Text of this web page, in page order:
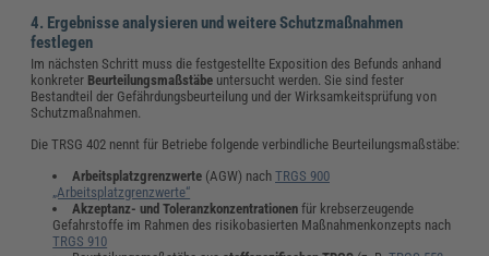
4. Ergebnisse analysieren und weitere Schutzmaßnahmen
festlegen
Im nächsten Schritt muss die festgestellte Exposition des Befunds anhand
konkreter Beurteilungsmaßstäbe untersucht werden. Sie sind fester
Bestandteil der Gefährdungsbeurteilung und der Wirksamkeitsprüfung von
Schutzmaßnahmen.
Die TRSG 402 nennt für Betriebe folgende verbindliche Beurteilungsmaßstäbe:
Arbeitsplatzgrenzwerte (AGW) nach TRGS 900
„Arbeitsplatzgrenzwerte“
Akzeptanz- und Toleranzkonzentrationen für krebserzeugende
Gefahrstoffe im Rahmen des risikobasierten Maßnahmenkonzepts nach
TRGS 910